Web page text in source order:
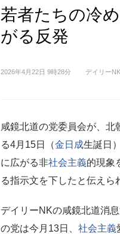
若者たちの冷
がる反発
2026年4月22日 9時28分 デイリー
咸鏡北道の党委員会が、北
る4月15日（金日成生誕日
に広がる非社会主義的現象
る指示文を下したと伝えら
デイリーNKの咸鏡北道消
の党は今月13日、 社会主義